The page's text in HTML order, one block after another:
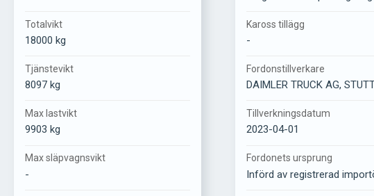
Totalvikt
18000 kg
Tjänstevikt
8097 kg
Max lastvikt
9903 kg
Max släpvagnsvikt
-
Kaross tillägg
-
Fordonstillverkare
DAIMLER TRUCK AG,
Tillverkningsdatum
2023-04-01
Fordonets ursprung
Införd av registrerad